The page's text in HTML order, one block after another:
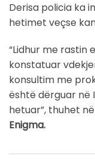
Derisa policia ka
hetimet veçse
“Lidhur me rastin
konstatuar
konsultim me
është dërguar në
hetuar”, thuhet
Enigma.